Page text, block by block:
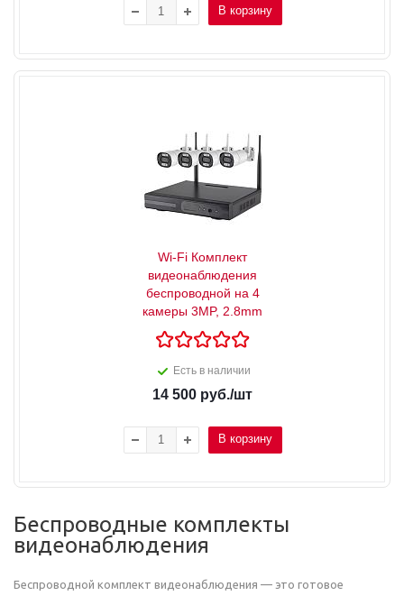
В корзину
Wi-Fi Комплект
видеонаблюдения
беспроводной на 4
камеры 3MP, 2.8mm
Есть в наличии
14 500 руб./шт
В корзину
Беспроводные комплекты
видеонаблюдения
Беспроводной комплект видеонаблюдения — это готовое